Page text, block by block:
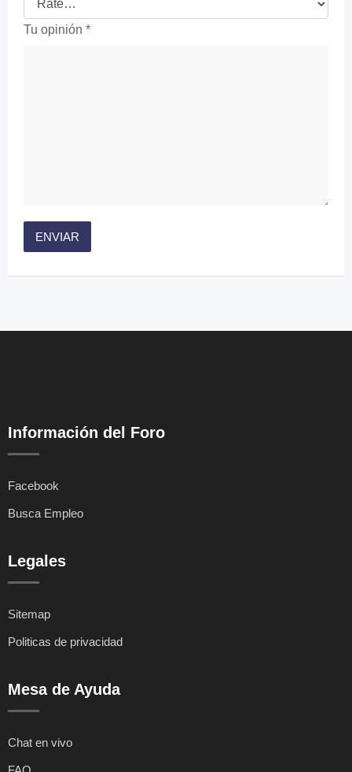
Tu opinión *
Información del Foro
Facebook
Busca Empleo
Legales
Sitemap
Politicas de privacidad
Mesa de Ayuda
Chat en vivo